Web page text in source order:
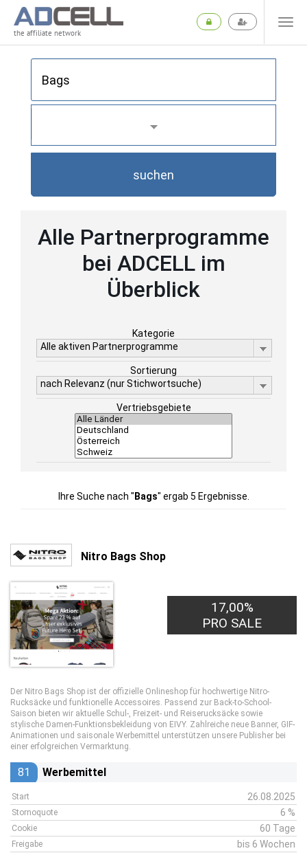
the affiliate network
suchen
Alle Partnerprogramme
bei ADCELL im
Überblick
Kategorie
Alle aktiven Partnerprogramme
Sortierung
nach Relevanz (nur Stichwortsuche)
Vertriebsgebiete
Ihre Suche nach " Bags" ergab 5 Ergebnisse.
Nitro Bags Shop
17,00%
PRO SALE
Der Nitro Bags Shop ist der offizielle Onlineshop für hochwertige Nitro-
Rucksäcke und funktionelle Accessoires. Passend zur Back-to-School-
Saison bieten wir aktuelle Schul-, Freizeit- und Reiserucksäcke sowie
stylische Damen-Funktionsbekleidung von EIVY. Zahlreiche neue Banner, GIF-
Animationen und saisonale Werbemittel unterstützen unsere Publisher bei
einer erfolgreichen Vermarktung.
81 Werbemittel
Start 26.08.2025
Stornoquote 6 %
Cookie 60 Tage
Freigabe bis 6 Wochen